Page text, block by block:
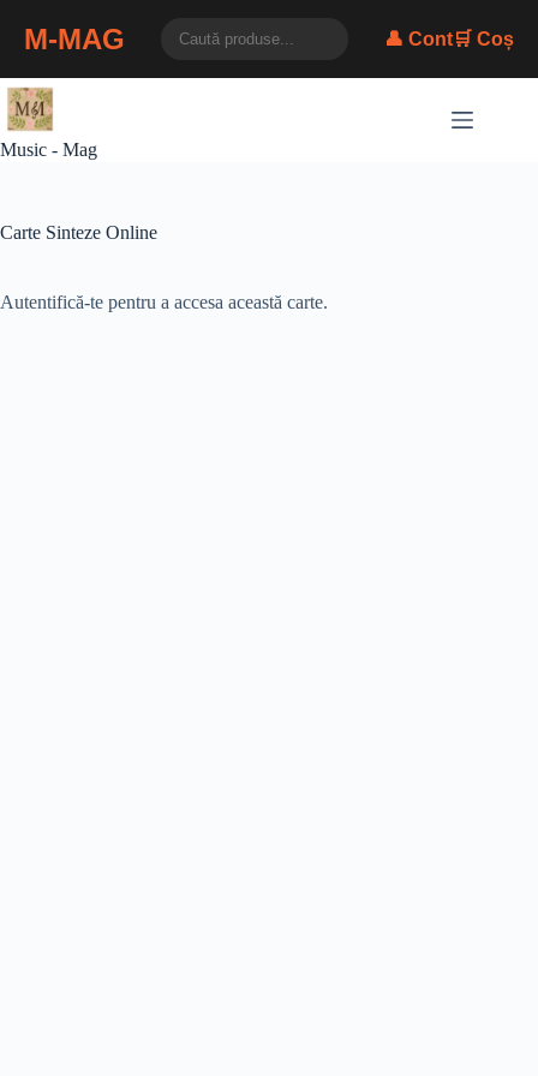
M-MAG 👤 Cont🛒 Coș
Skip
to
content
Music - Mag
Carte Sinteze Online
Autentifică-te pentru a accesa această carte.